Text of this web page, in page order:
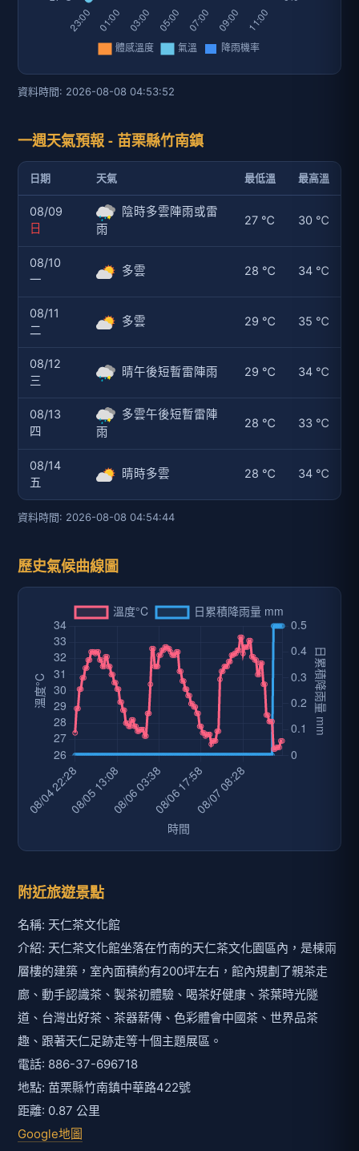
資料時間: 2026-08-08 04:53:52
一週天氣預報 - 苗栗縣竹南鎮
日期 天氣 最低溫 最高溫
08/09
日
陰時多雲陣雨或雷
雨
27 ℃ 30 ℃
08/10
一
多雲 28 ℃ 34 ℃
08/11
二
多雲 29 ℃ 35 ℃
08/12
三
晴午後短暫雷陣雨 29 ℃ 34 ℃
08/13
四
多雲午後短暫雷陣
雨
28 ℃ 33 ℃
08/14
五
晴時多雲 28 ℃ 34 ℃
資料時間: 2026-08-08 04:54:44
歷史氣候曲線圖
附近旅遊景點
名稱: 天仁茶文化館
介紹: 天仁茶文化館坐落在竹南的天仁茶文化園區內，是棟兩
層樓的建築，室內面積約有200坪左右，館內規劃了親茶走
廊、動手認識茶、製茶初體驗、喝茶好健康、茶葉時光隧
道、台灣出好茶、茶器薪傳、色彩體會中國茶、世界品茶
趣、跟著天仁足跡走等十個主題展區。
電話: 886-37-696718
地點: 苗栗縣竹南鎮中華路422號
距離: 0.87 公里
Google地圖